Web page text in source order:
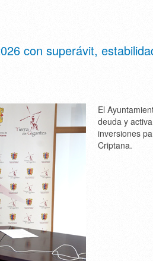
con superávit,
El
deuda y
inversiones
Criptana.